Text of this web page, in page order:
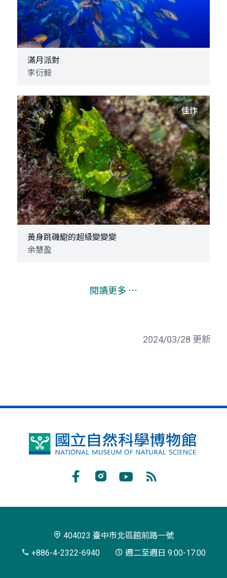
滿月派對
李衍毅
佳作
黃身跳磯䲁的超級變變變
余慧盈
閱讀更多 ⋯
2024/03/28 更新
國
博
閱
404023 臺中市北區館前路一號
+886-4-2322-6940
週二至週日 9:00-17:00